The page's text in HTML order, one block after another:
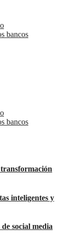
bancos
bancos
inteligentes y
social media